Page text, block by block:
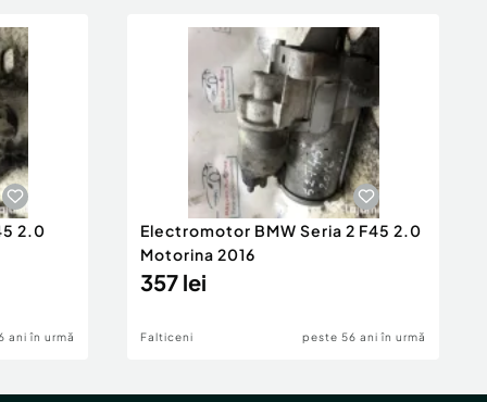
2.0
ani în urmă
Electromotor BMW Seria 2 F45 2.0
Motorina 2016
357 lei
Falticeni peste 56 ani în urmă